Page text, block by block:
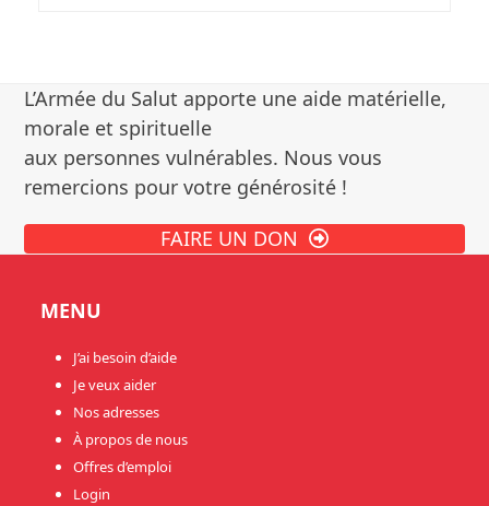
L’Armée du Salut apporte une aide matérielle,
morale et spirituelle
aux personnes vulnérables. Nous vous
remercions pour votre générosité !
FAIRE UN DON
MENU
J’ai besoin d’aide
Je veux aider
Nos adresses
À propos de nous
Offres d’emploi
Login